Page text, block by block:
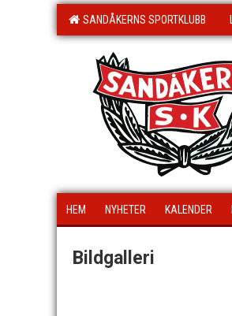
SANDÅKERNS SPORTKLUBB
HEM NYHETER KALENDER
Bildgalleri